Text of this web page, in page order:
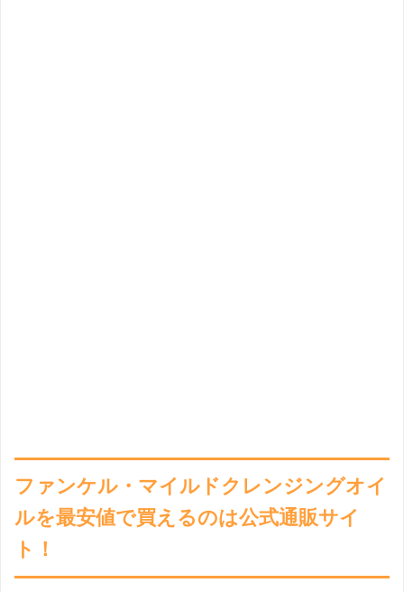
ファンケル・マイルドクレンジングオイ
ルを最安値で買えるのは公式通販サイ
ト！